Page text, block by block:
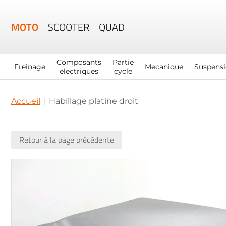
MOTO SCOOTER QUAD
Freinage
Composants
electriques
Partie
cycle
Mecanique
Accueil Habillage platine droit
Retour à la page précédente
images